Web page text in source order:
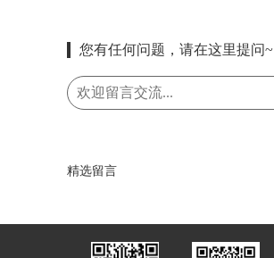
您有任何问题，请在这里提问~
精选留言